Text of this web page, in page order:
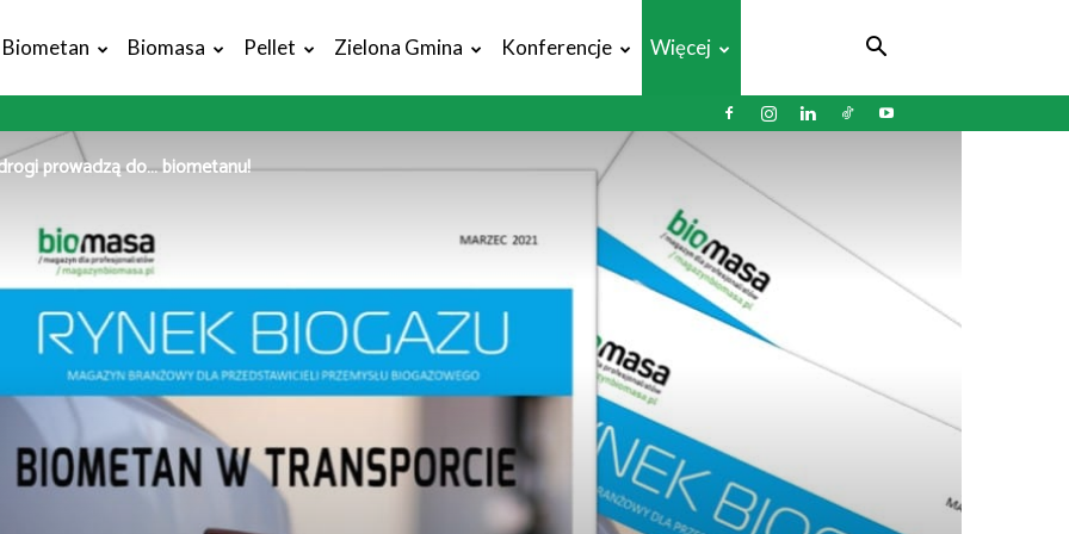
Biometan Biomasa Pellet Zielona Gmina Konferencje Więcej
prowadzą do… biometanu!